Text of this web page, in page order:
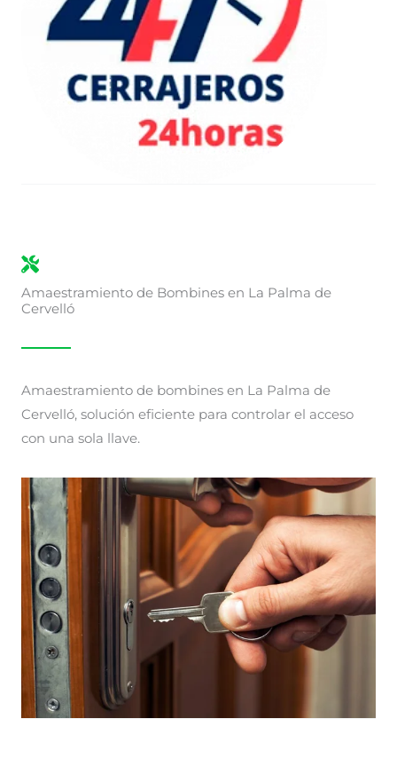
Amaestramiento de Bombines en La Palma de
Cervelló
Amaestramiento de bombines en La Palma de
Cervelló, solución eficiente para controlar el acceso
con una sola llave.